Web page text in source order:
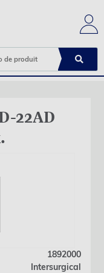
22AD
1892000
Intersurgical